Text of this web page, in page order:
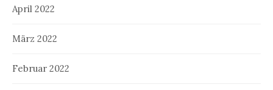
April 2022
März 2022
Februar 2022